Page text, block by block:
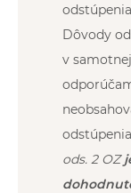
Dôvody
v
ods. 2 OZ